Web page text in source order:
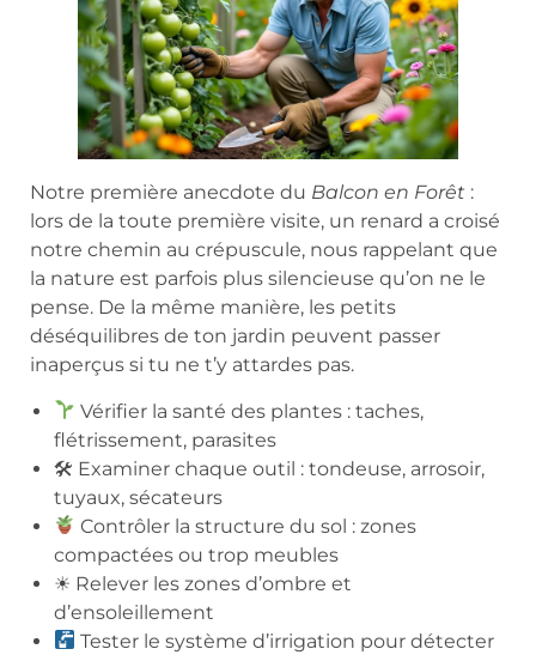
Notre première anecdote du Balcon en Forêt :
lors de la toute première visite, un renard a croisé
notre chemin au crépuscule, nous rappelant que
la nature est parfois plus silencieuse qu’on ne le
pense. De la même manière, les petits
déséquilibres de ton jardin peuvent passer
inaperçus si tu ne t’y attardes pas.
Vérifier la santé des plantes : taches,
flétrissement, parasites
🛠 Examiner chaque outil : tondeuse, arrosoir,
tuyaux, sécateurs
Contrôler la structure du sol : zones
compactées ou trop meubles
☀ Relever les zones d’ombre et
d’ensoleillement
Tester le système d’irrigation pour détecter